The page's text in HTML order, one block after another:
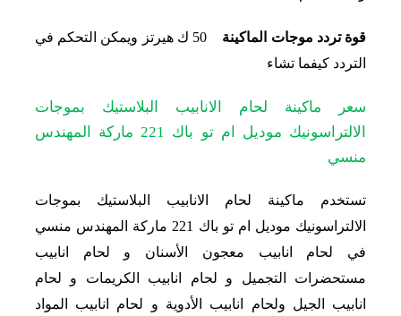
قوة تردد موجات الماكينة
50 ك هيرتز ويمكن التحكم في
التردد كيفما تشاء
سعر ماكينة لحام الانابيب البلاستيك بموجات
الالتراسونيك موديل ام تو باك 221 ماركة المهندس
منسي
تستخدم ماكينة لحام الانابيب البلاستيك بموجات
الالتراسونيك موديل ام تو باك 221 ماركة المهندس منسي
في لحام انابيب معجون الأسنان و لحام انابيب
مستحضرات التجميل و لحام انابيب الكريمات و لحام
انابيب الجيل ولحام انابيب الأدوية و لحام انابيب المواد